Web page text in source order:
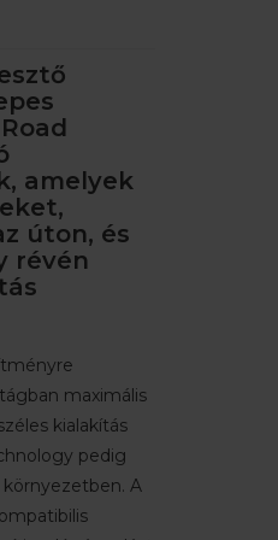
amelyek
úton, és
révén
maximális
kialakítás
pedig
A